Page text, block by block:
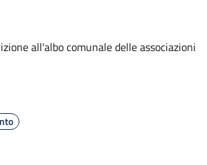
all'albo comunale delle associazioni